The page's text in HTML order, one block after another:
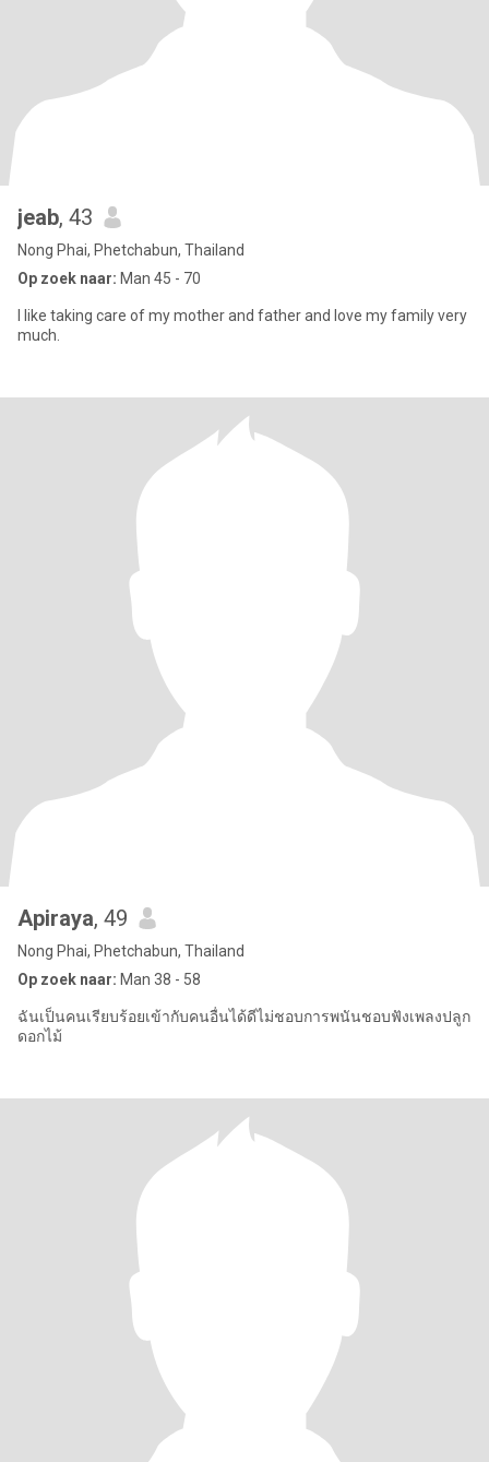
jeab, 43
Nong Phai, Phetchabun, Thailand
Op zoek naar: Man 45 - 70
I like taking care of my mother and father and love my family very
much.
Apiraya, 49
Nong Phai, Phetchabun, Thailand
Op zoek naar: Man 38 - 58
ฉันเป็นคนเรียบร้อยเข้ากับคนอื่นได้ดีไม่ชอบการพนันชอบฟังเพลงปลูก
ดอกไม้